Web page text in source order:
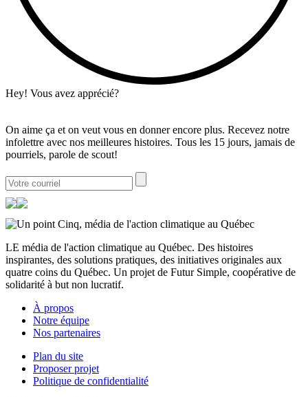
Hey! Vous avez apprécié?
On aime ça et on veut vous en donner encore plus. Recevez notre
infolettre avec nos meilleures histoires. Tous les 15 jours, jamais de
pourriels, parole de scout!
LE média de l'action climatique au Québec. Des histoires
inspirantes, des solutions pratiques, des initiatives originales aux
quatre coins du Québec. Un projet de Futur Simple, coopérative de
solidarité à but non lucratif.
À propos
Notre équipe
Nos partenaires
Plan du site
Proposer projet
Politique de confidentialité